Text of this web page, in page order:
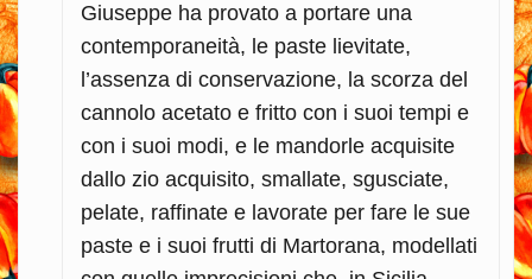
Giuseppe ha provato a portare una
contemporaneità, le paste lievitate,
l’assenza di conservazione, la scorza del
cannolo acetato e fritto con i suoi tempi e
con i suoi modi, e le mandorle acquisite
dallo zio acquisito, smallate, sgusciate,
pelate, raffinate e lavorate per fare le sue
paste e i suoi frutti di Martorana, modellati